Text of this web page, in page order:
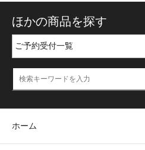
ほかの商品を探す
ホーム